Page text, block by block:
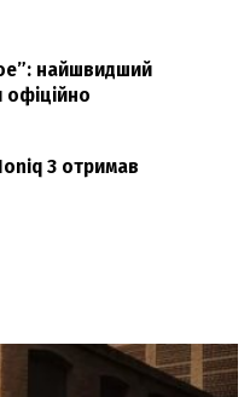
найшвидший
3 отримав